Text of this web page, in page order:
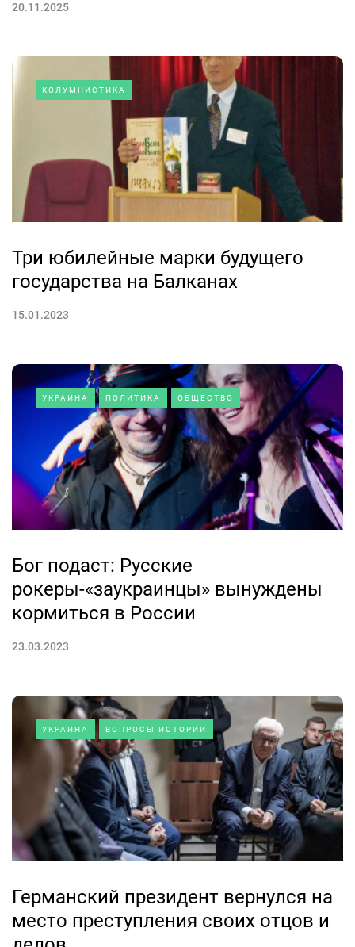
20.11.2025
КОЛУМНИСТИКА
Три юбилейные марки будущего
государства на Балканах
15.01.2023
УКРАИНА ПОЛИТИКА ОБЩЕСТВО
Бог подаст: Русские
рокеры-«заукраинцы» вынуждены
кормиться в России
23.03.2023
УКРАИНА ВОПРОСЫ ИСТОРИИ
Германский президент вернулся на
место преступления своих отцов и